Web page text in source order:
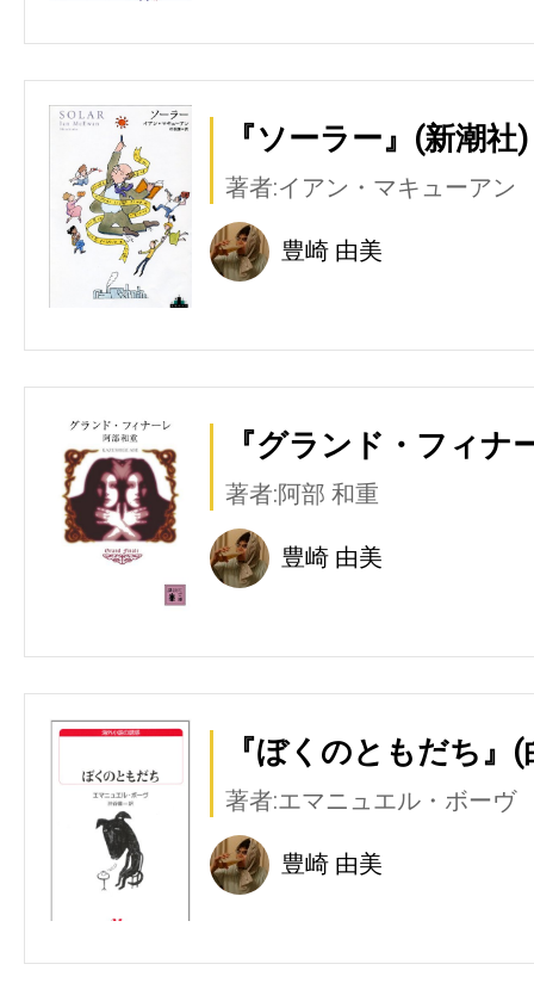
『ソーラー』(新潮社)
著者:イアン・マキューアン
豊崎 由美
『グランド・フィナ
著者:阿部 和重
豊崎 由美
『ぼくのともだち』
著者:エマニュエル・ボーヴ
豊崎 由美